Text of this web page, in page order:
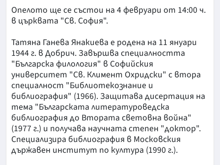
Опелото ще се състои на 4 февруари от 14:00 ч.
в църквата "Св. София".
Татяна Ганева Янакиева е родена на 11 януари
1944 г. в Добрич. Завършва специалността
"Българска филология" в Софийския
университет "Св. Климент Охридски" с втора
специалност "Библиотекознание и
библиография" (1966). Защитава дисертация на
тема "Българската литературоведска
библиография до Втората световна война"
(1977 г.) и получава научната степен "доктор".
Специализира библиография в Московския
държавен институт по култура (1990 г.).